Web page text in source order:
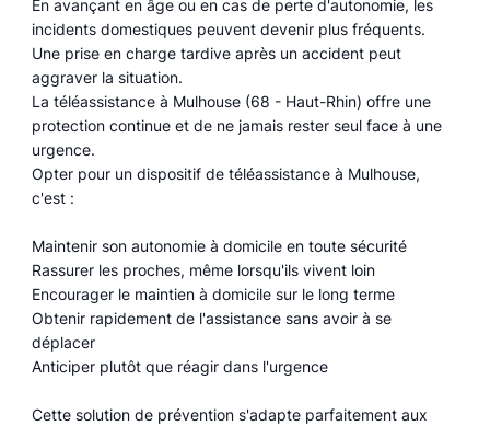
En avançant en âge ou en cas de perte d'autonomie, les
incidents domestiques peuvent devenir plus fréquents.
Une prise en charge tardive après un accident peut
aggraver la situation.
La téléassistance à Mulhouse (68 - Haut-Rhin) offre une
protection continue et de ne jamais rester seul face à une
urgence.
Opter pour un dispositif de téléassistance à Mulhouse,
c'est :
Maintenir son autonomie à domicile en toute sécurité
Rassurer les proches, même lorsqu'ils vivent loin
Encourager le maintien à domicile sur le long terme
Obtenir rapidement de l'assistance sans avoir à se
déplacer
Anticiper plutôt que réagir dans l'urgence
Cette solution de prévention s'adapte parfaitement aux